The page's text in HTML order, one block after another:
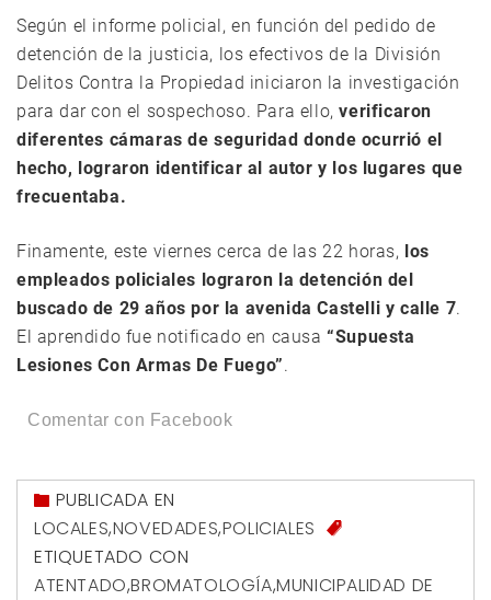
Según el informe policial, en función del pedido de
detención de la justicia, los efectivos de la División
Delitos Contra la Propiedad iniciaron la investigación
para dar con el sospechoso. Para ello,verificaron
diferentes cámaras de seguridad donde ocurrió el
hecho, lograron identificar al autor y los lugares que
frecuentaba.
Finamente, este viernes cerca de las 22 horas, los
empleados policiales lograron la detención del
buscado de 29 años por la avenida Castelli y calle 7.
El aprendido fue notificado en causa“Supuesta
Lesiones Con Armas De Fuego”.
Comentar con Facebook
PUBLICADA EN
LOCALES,NOVEDADES,POLICIALES
ETIQUETADO CON
ATENTADO,BROMATOLOGÍA,MUNICIPALIDAD DE